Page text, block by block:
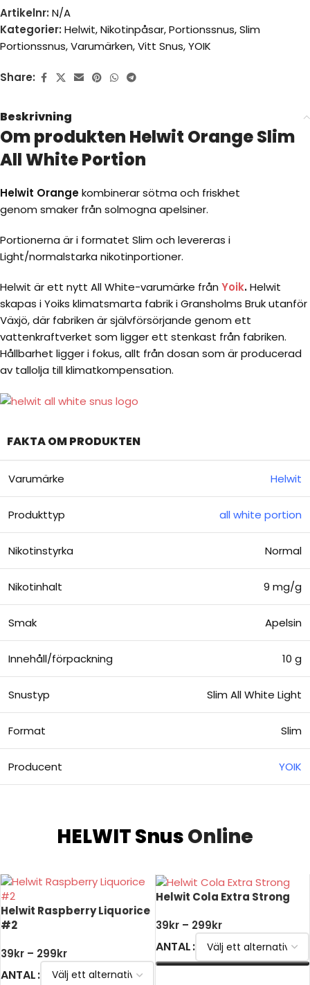
Artikelnr: N/A
Kategorier: Helwit,Nikotinpåsar,Portionssnus,Slim
Portionssnus,Varumärken,Vitt Snus,YOIK
Share:
Beskrivning
Om produkten Helwit Orange Slim
All White Portion
Helwit Orangekombinerar sötma och friskhet
genom smaker från solmogna apelsiner.
Portionerna är i formatet Slim och levereras i
Light/normalstarka nikotinportioner.
Helwit är ett nytt All White-varumärke från Yoik.Helwit
skapas i Yoiks klimatsmarta fabrik i Gransholms Bruk utanför
Växjö, där fabriken är självförsörjande genom ett
vattenkraftverket som ligger ett stenkast från fabriken.
Hållbarhet ligger i fokus, allt från dosan som är producerad
av tallolja till klimatkompensation.
FAKTA OM PRODUKTEN
Varumärke Helwit
Produkttyp all white portion
Nikotinstyrka Normal
Nikotinhalt 9 mg/g
Smak Apelsin
Innehåll/förpackning 10 g
Snustyp Slim All White Light
Format Slim
Producent YOIK
HELWIT SnusOnline
Helwit Raspberry Liquorice
#2
39kr – 299kr
ANTAL
Helwit Cola Extra Strong
39kr – 299kr
ANTAL